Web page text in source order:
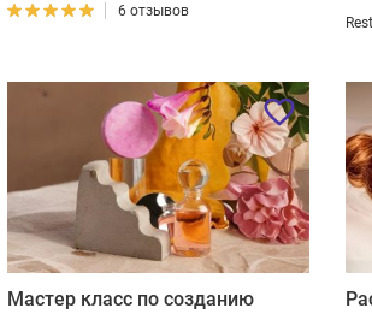
6 отзывов
Мастер класс по созданию